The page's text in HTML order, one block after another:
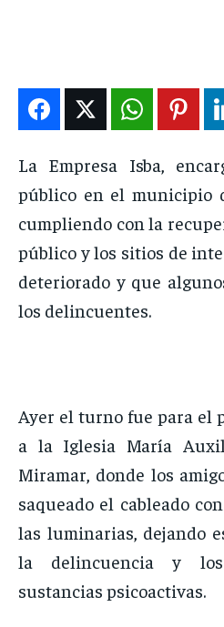
INSTITUCIONAL
INSTITUCIONAL
INSTITUCIONAL
INSTITUCIONAL
La Empresa Isba,
público en el municipio
cumpliendo con la
público y los sitios de
deteriorado y que
los delincuentes.
Ayer el turno fue para el
a la Iglesia María
Miramar, donde los
saqueado el cableado
las luminarias, dejando
la delincuencia y los
sustancias psicoactivas.